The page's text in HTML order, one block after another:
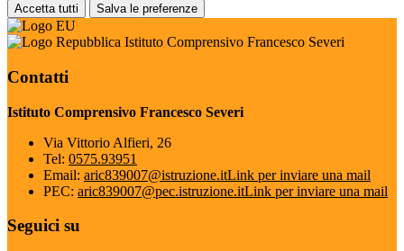
Accetta tutti Salva le preferenze
Istituto Comprensivo Francesco Severi
Contatti
Istituto Comprensivo Francesco Severi
Via Vittorio Alfieri, 26
Tel: 0575.93951
Email: aric839007@istruzione.itLink per inviare una mail
PEC: aric839007@pec.istruzione.itLink per inviare una mail
Seguici su